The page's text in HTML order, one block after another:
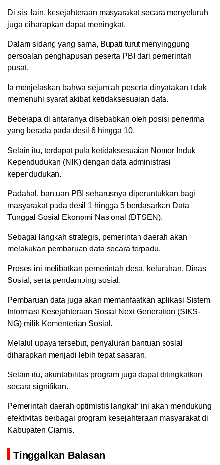
Di sisi lain, kesejahteraan masyarakat secara menyeluruh
juga diharapkan dapat meningkat.
Dalam sidang yang sama, Bupati turut menyinggung
persoalan penghapusan peserta PBI dari pemerintah
pusat.
Ia menjelaskan bahwa sejumlah peserta dinyatakan tidak
memenuhi syarat akibat ketidaksesuaian data.
Beberapa di antaranya disebabkan oleh posisi penerima
yang berada pada desil 6 hingga 10.
Selain itu, terdapat pula ketidaksesuaian Nomor Induk
Kependudukan (NIK) dengan data administrasi
kependudukan.
Padahal, bantuan PBI seharusnya diperuntukkan bagi
masyarakat pada desil 1 hingga 5 berdasarkan Data
Tunggal Sosial Ekonomi Nasional (DTSEN).
Sebagai langkah strategis, pemerintah daerah akan
melakukan pembaruan data secara terpadu.
Proses ini melibatkan pemerintah desa, kelurahan, Dinas
Sosial, serta pendamping sosial.
Pembaruan data juga akan memanfaatkan aplikasi Sistem
Informasi Kesejahteraan Sosial Next Generation (SIKS-
NG) milik Kementerian Sosial.
Melalui upaya tersebut, penyaluran bantuan sosial
diharapkan menjadi lebih tepat sasaran.
Selain itu, akuntabilitas program juga dapat ditingkatkan
secara signifikan.
Pemerintah daerah optimistis langkah ini akan mendukung
efektivitas berbagai program kesejahteraan masyarakat di
Kabupaten Ciamis.
Tinggalkan Balasan